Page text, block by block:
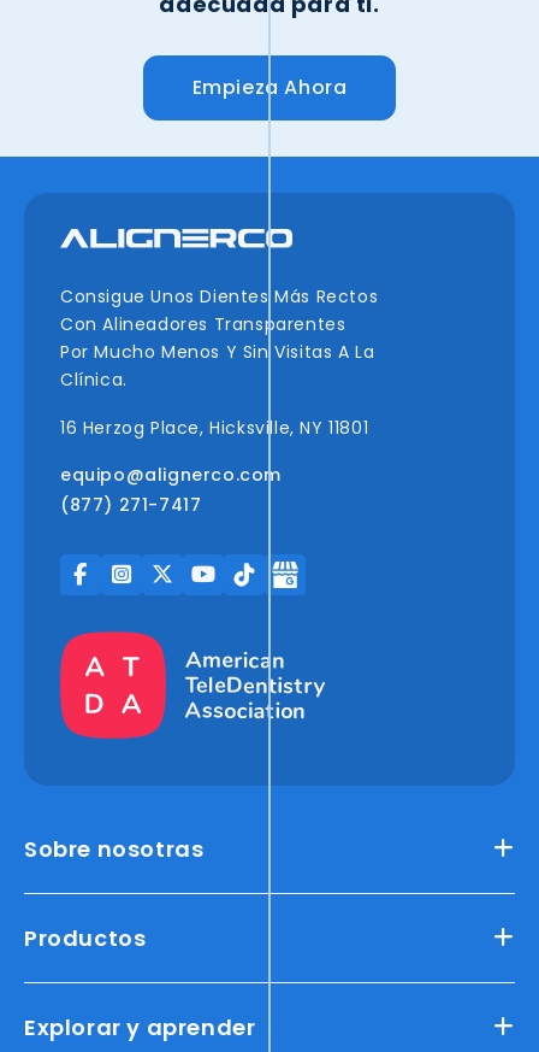
Empieza Ahora
Consigue Unos Dientes Más Rectos
Con Alineadores Transparentes
Por Mucho Menos Y Sin Visitas A La
Clínica.
16 Herzog Place, Hicksville, NY 11801
equipo@alignerco.com
(877) 271-7417
Sobre nosotras
Productos
Explorar y aprender